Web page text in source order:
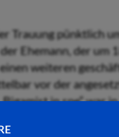
Trauung pünktlich
Ehemann, der um
weiteren
vor der
in spe“ war
eines der
sich Matthias